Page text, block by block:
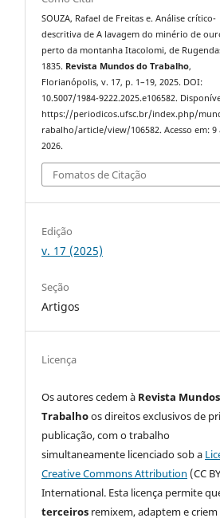
SOUZA, Rafael de Freitas e. Análise crítico-
descritiva de A lavagem do minério de
perto da montanha Itacolomi, de
1835. Revista Mundos do Trabalho,
Florianópolis, v. 17, p. 1–19, 2025. DOI:
10.5007/1984-9222.2025.e106582.
https://periodicos.ufsc.br/index.php/
rabalho/article/view/106582. Acesso em: 9
2026.
Fomatos de Citação
Edição
v. 17 (2025)
Seção
Artigos
Licença
Os autores cedem à Revista
Trabalhoos direitos exclusivos de
publicação, com o trabalho
simultaneamente licenciado sob a
Creative Commons Attribution (CC
International. Esta licença permite
terceiros remixem, adaptem e criem